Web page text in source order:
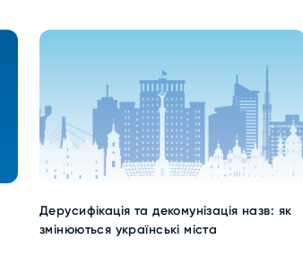
Дерусифікація та декомунізація назв: як
змінюються українські міста